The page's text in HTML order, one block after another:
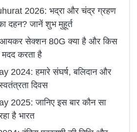
2026: भद्रा और चंद्र ग्रहण
दहन? जानें शुभ मुहूर्त
सेक्शन 80G क्या है और किस
करता है
2024: हमारे संघर्ष, बलिदान और
दिवस
2025: जानिए इस बार कौन सा
है भारत